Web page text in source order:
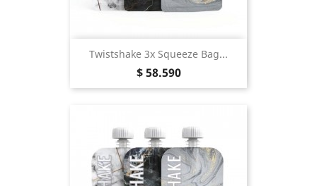
Twistshake 3x Squeeze Bag...
Precio
$ 58.590